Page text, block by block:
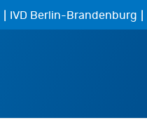
| IVD Berlin-Brandenburg |